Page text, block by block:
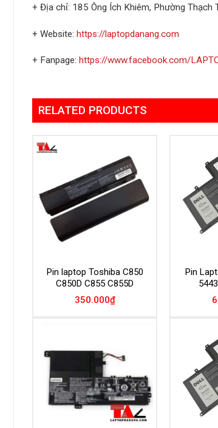
+ Địa chỉ: 185 Ông Ích Khiêm, Phường Thạch
+ Website: https://laptopdanang.com
+ Fanpage: https://www.facebook.com/
RELATED PRODUCTS
Add to
Wishlist
Pin laptop Toshiba C850
C850D C855 C855D
350.000₫
Pin
Wishlist